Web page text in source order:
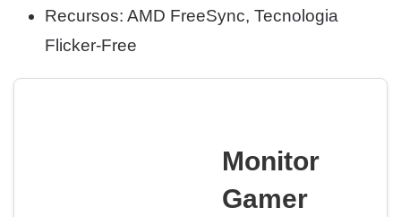
Recursos: AMD FreeSync, Tecnologia
Flicker-Free
Monitor
Gamer